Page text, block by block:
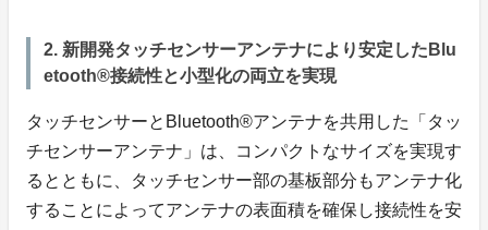
2. 新開発タッチセンサーアンテナにより安定したBlu
etooth®接続性と小型化の両立を実現
タッチセンサーとBluetooth®アンテナを共用した「タッ
チセンサーアンテナ」は、コンパクトなサイズを実現す
るとともに、タッチセンサー部の基板部分もアンテナ化
することによってアンテナの表面積を確保し接続性を安